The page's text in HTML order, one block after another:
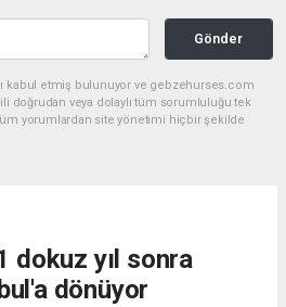
Gönder
kabul etmiş bulunuyor ve gebzehurses.com
doğrudan veya dolaylı tüm sorumluluğu tek
yorumlardan site yönetimi hiçbir şekilde
dokuz yıl sonra
dönüyor